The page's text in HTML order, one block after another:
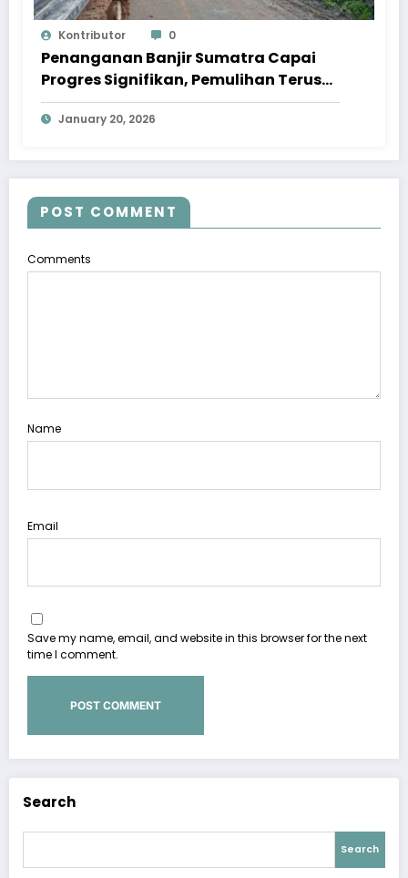
Kontributor 0
Penanganan Banjir Sumatra Capai
Progres Signifikan, Pemulihan Terus
Dipercepat
January 20, 2026
POST COMMENT
Comments
Name
Email
Save my name, email, and website in this browser for the next
time I comment.
Search
Search